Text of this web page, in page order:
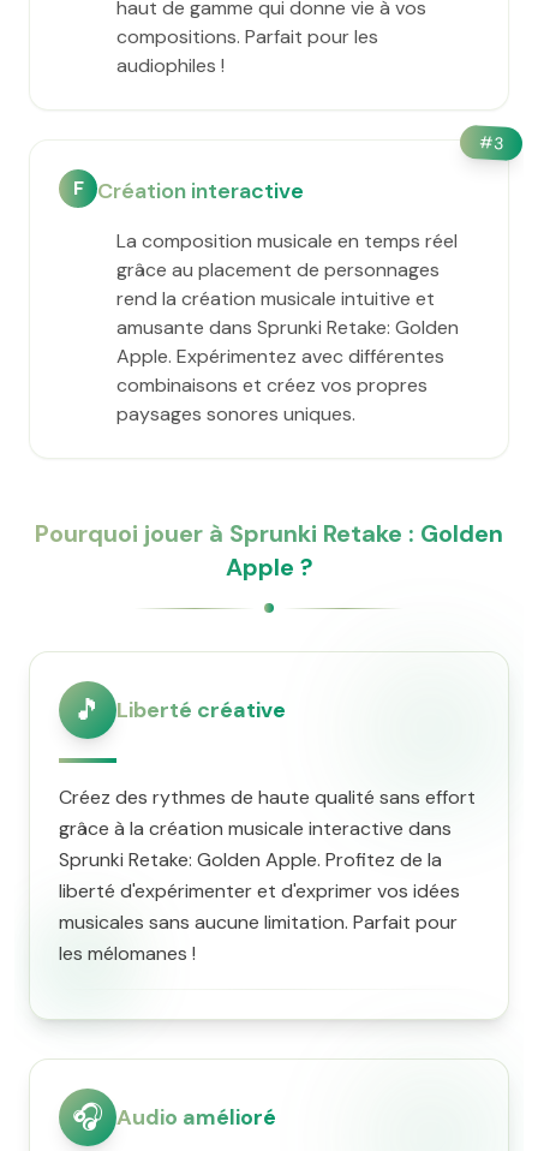
haut de gamme qui donne vie à vos
compositions. Parfait pour les
audiophiles !
#3
F Création interactive
La composition musicale en temps réel
grâce au placement de personnages
rend la création musicale intuitive et
amusante dans Sprunki Retake: Golden
Apple. Expérimentez avec différentes
combinaisons et créez vos propres
paysages sonores uniques.
Pourquoi jouer à Sprunki Retake : Golden
Apple ?
🎵 Liberté créative
Créez des rythmes de haute qualité sans effort
grâce à la création musicale interactive dans
Sprunki Retake: Golden Apple. Profitez de la
liberté d'expérimenter et d'exprimer vos idées
musicales sans aucune limitation. Parfait pour
les mélomanes !
🎧 Audio amélioré